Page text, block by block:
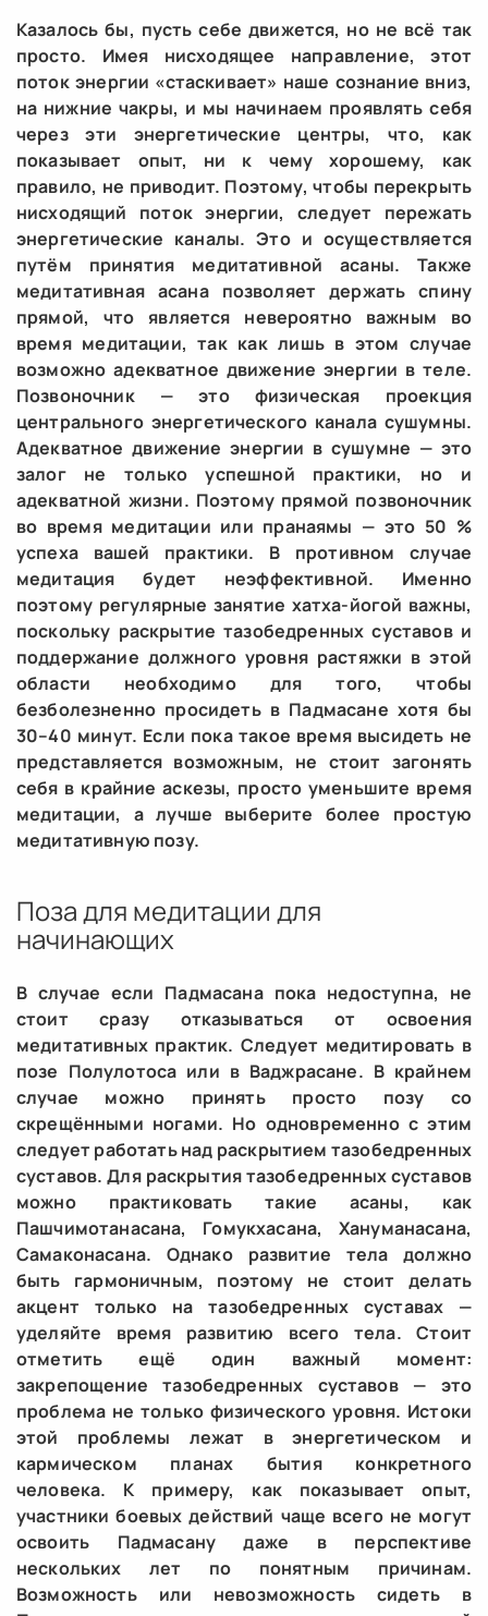
Казалось бы, пусть себе движется, но не всё так
просто. Имея нисходящее направление, этот
поток энергии «стаскивает» наше сознание вниз,
на нижние чакры, и мы начинаем проявлять себя
через эти энергетические центры, что, как
показывает опыт, ни к чему хорошему, как
правило, не приводит. Поэтому, чтобы перекрыть
нисходящий поток энергии, следует пережать
энергетические каналы. Это и осуществляется
путём принятия медитативной асаны. Также
медитативная асана позволяет держать спину
прямой, что является невероятно важным во
время медитации, так как лишь в этом случае
возможно адекватное движение энергии в теле.
Позвоночник — это физическая проекция
центрального энергетического канала сушумны.
Адекватное движение энергии в сушумне — это
залог не только успешной практики, но и
адекватной жизни. Поэтому прямой позвоночник
во время медитации или пранаямы — это 50 %
успеха вашей практики. В противном случае
медитация будет неэффективной. Именно
поэтому регулярные занятие хатха-йогой важны,
поскольку раскрытие тазобедренных суставов и
поддержание должного уровня растяжки в этой
области необходимо для того, чтобы
безболезненно просидеть в Падмасане хотя бы
30–40 минут. Если пока такое время высидеть не
представляется возможным, не стоит загонять
себя в крайние аскезы, просто уменьшите время
медитации, а лучше выберите более простую
медитативную позу.
Поза для медитации для
начинающих
В случае если Падмасана пока недоступна, не
стоит сразу отказываться от освоения
медитативных практик. Следует медитировать в
позе Полулотоса или в Ваджрасане. В крайнем
случае можно принять просто позу со
скрещёнными ногами. Но одновременно с этим
следует работать над раскрытием тазобедренных
суставов. Для раскрытия тазобедренных суставов
можно практиковать такие асаны, как
Пашчимотанасана, Гомукхасана, Хануманасана,
Самаконасана. Однако развитие тела должно
быть гармоничным, поэтому не стоит делать
акцент только на тазобедренных суставах —
уделяйте время развитию всего тела. Стоит
отметить ещё один важный момент:
закрепощение тазобедренных суставов — это
проблема не только физического уровня. Истоки
этой проблемы лежат в энергетическом и
кармическом планах бытия конкретного
человека. К примеру, как показывает опыт,
участники боевых действий чаще всего не могут
освоить Падмасану даже в перспективе
нескольких лет по понятным причинам.
Возможность или невозможность сидеть в